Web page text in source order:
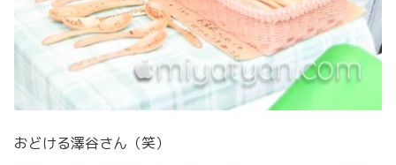
おどける澤谷さん（笑）